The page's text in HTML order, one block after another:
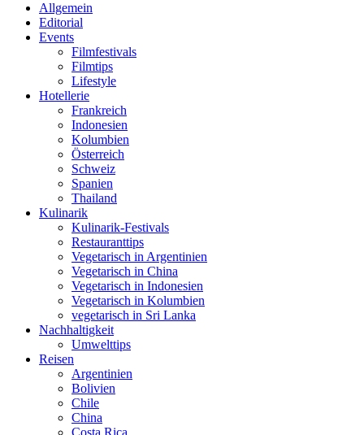
Allgemein
Editorial
Events
Filmfestivals
Filmtips
Lifestyle
Hotellerie
Frankreich
Indonesien
Kolumbien
Österreich
Schweiz
Spanien
Thailand
Kulinarik
Kulinarik-Festivals
Restauranttips
Vegetarisch in Argentinien
Vegetarisch in China
Vegetarisch in Indonesien
Vegetarisch in Kolumbien
vegetarisch in Sri Lanka
Nachhaltigkeit
Umwelttips
Reisen
Argentinien
Bolivien
Chile
China